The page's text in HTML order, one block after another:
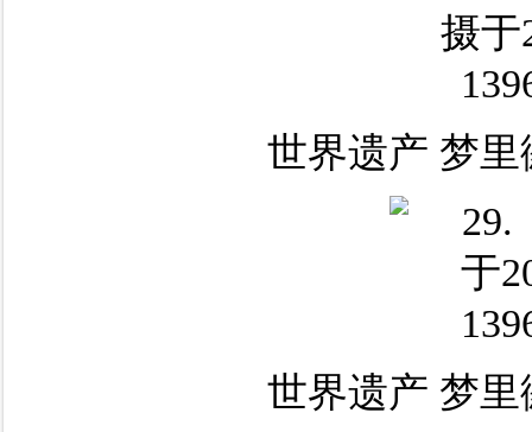
世界遗产 梦
世界遗产 梦